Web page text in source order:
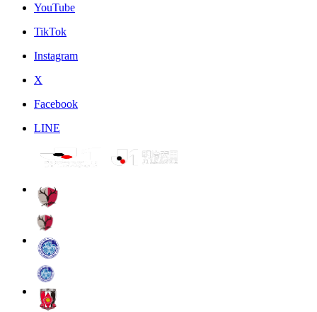
YouTube
TikTok
Instagram
X
Facebook
LINE